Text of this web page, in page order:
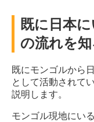
既に日本
の流れを知
既にモンゴルから
として活動されて
説明します。
モンゴル現地にい